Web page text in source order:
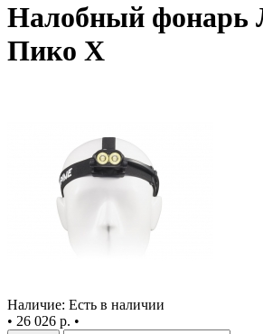
Налобный фонарь
Пико Х
Наличие: Есть в наличии
• 26 026 р. •